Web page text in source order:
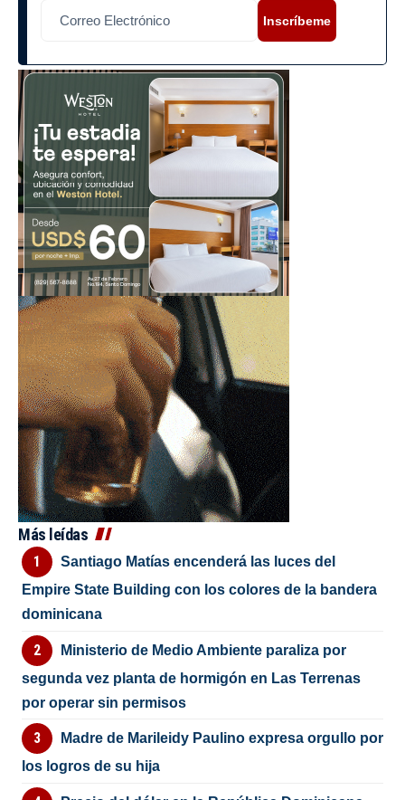
Inscríbeme
Más leídas
Santiago Matías encenderá las luces del
Empire State Building con los colores de la bandera
dominicana
Ministerio de Medio Ambiente paraliza por
segunda vez planta de hormigón en Las Terrenas
por operar sin permisos
Madre de Marileidy Paulino expresa orgullo por
los logros de su hija